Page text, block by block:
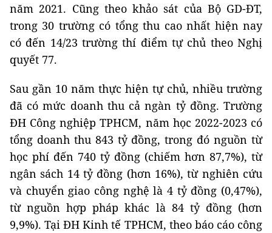
năm 2021. Cũng theo khảo sát của Bộ GD-ĐT,
trong 30 trường có tổng thu cao nhất hiện nay
có đến 14/23 trường thí điểm tự chủ theo Nghị
quyết 77.
Sau gần 10 năm thực hiện tự chủ, nhiều trường
đã có mức doanh thu cả ngàn tỷ đồng. Trường
ĐH Công nghiệp TPHCM, năm học 2022-2023 có
tổng doanh thu 843 tỷ đồng, trong đó nguồn từ
học phí đến 740 tỷ đồng (chiếm hơn 87,7%), từ
ngân sách 14 tỷ đồng (hơn 16%), từ nghiên cứu
và chuyển giao công nghệ là 4 tỷ đồng (0,47%),
từ nguồn hợp pháp khác là 84 tỷ đồng (hơn
9,9%). Tại ĐH Kinh tế TPHCM, theo báo cáo công